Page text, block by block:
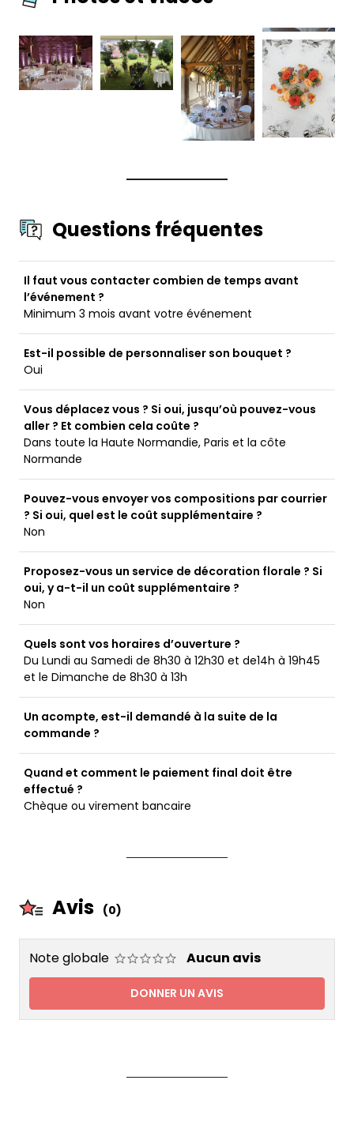
Questions fréquentes
Il faut vous contacter combien de temps avant
l’événement ?
Minimum 3 mois avant votre événement
Est-il possible de personnaliser son bouquet ?
Oui
Vous déplacez vous ? Si oui, jusqu’où pouvez-vous
aller ? Et combien cela coûte ?
Dans toute la Haute Normandie, Paris et la côte
Normande
Pouvez-vous envoyer vos compositions par courrier
? Si oui, quel est le coût supplémentaire ?
Non
Proposez-vous un service de décoration florale ? Si
oui, y a-t-il un coût supplémentaire ?
Non
Quels sont vos horaires d’ouverture ?
Du Lundi au Samedi de 8h30 à 12h30 et de14h à 19h45
et le Dimanche de 8h30 à 13h
Un acompte, est-il demandé à la suite de la
commande ?
Quand et comment le paiement final doit être
effectué ?
Chèque ou virement bancaire
Avis (0)
Note globale Aucun avis
DONNER UN AVIS